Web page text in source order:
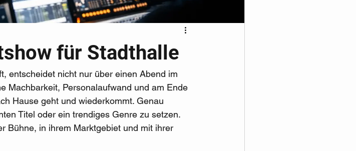
für Stadthalle
entscheidet nicht nur über einen Abend im
Machbarkeit, Personalaufwand und am Ende
Hause geht und wiederkommt. Genau
Titel oder ein trendiges Genre zu setzen.
Bühne, in ihrem Marktgebiet und mit ihrer